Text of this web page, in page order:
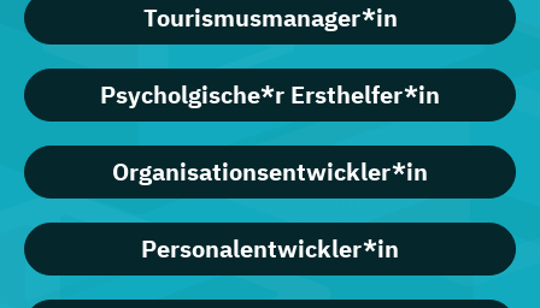
Tourismusmanager*in
Psycholgische*r Ersthelfer*in
Organisationsentwickler*in
Personalentwickler*in